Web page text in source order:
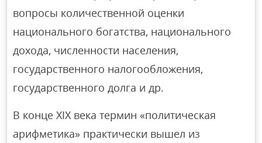
вопросы количественной оценки
национального богатства, национального
дохода, численности населения,
государственного налогообложения,
государственного долга и др.
В конце XIX века термин «политическая
арифметика» практически вышел из